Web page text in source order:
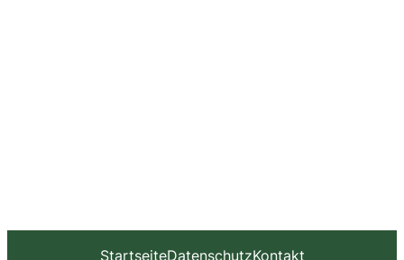
StartseiteDatenschutzKontakt